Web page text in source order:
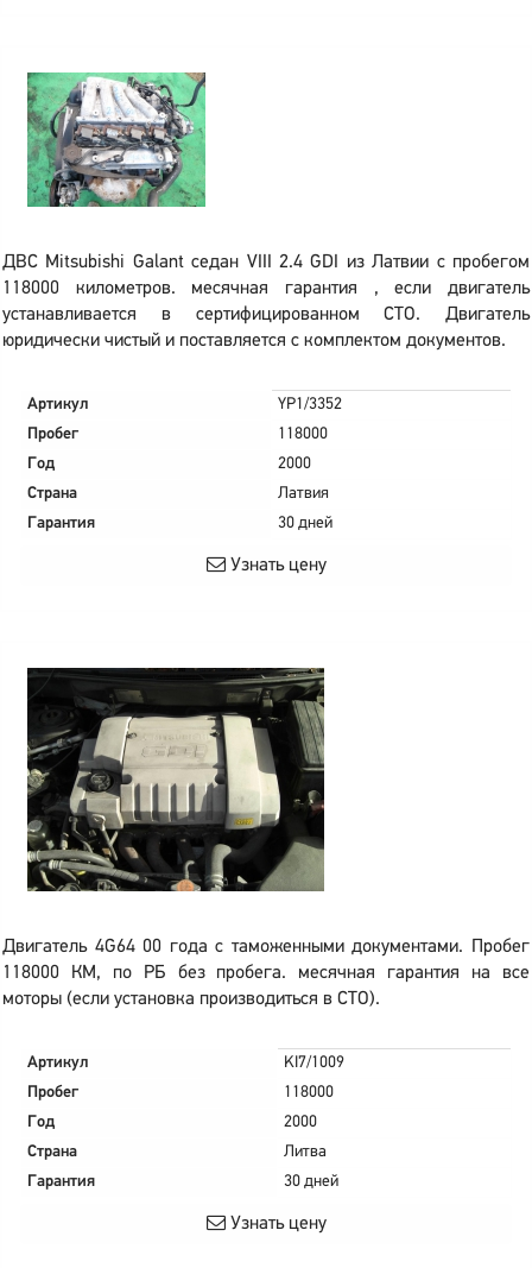
ДВС Mitsubishi Galant седан VIII 2.4 GDI из Латвии с пробегом
118000 километров. месячная гарантия , если двигатель
устанавливается в сертифицированном СТО. Двигатель
юридически чистый и поставляется с комплектом документов.
Артикул
YP1/3352
Пробег
118000
Год
2000
Страна
Латвия
Гарантия
30 дней
Узнать цену
Двигатель 4G64 00 года с таможенными документами. Пробег
118000 КМ, по РБ без пробега. месячная гарантия на все
моторы (если установка производиться в СТО).
Артикул
KI7/1009
Пробег
118000
Год
2000
Страна
Литва
Гарантия
30 дней
Узнать цену